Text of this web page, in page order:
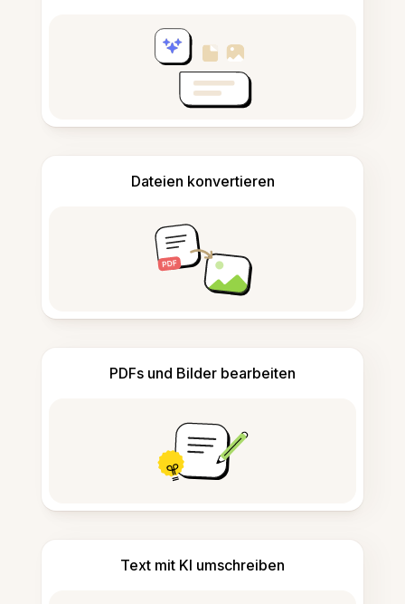
Dateien konvertieren
PDFs und Bilder bearbeiten
Text mit KI umschreiben